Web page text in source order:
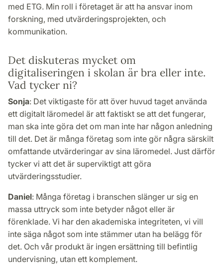
med ETG. Min roll i företaget är att ha ansvar inom
forskning, med utvärderingsprojekten, och
kommunikation.
Det diskuteras mycket om
digitaliseringen i skolan är bra eller inte.
Vad tycker ni?
Sonja: Det viktigaste för att över huvud taget använda
ett digitalt läromedel är att faktiskt se att det fungerar,
man ska inte göra det om man inte har någon anledning
till det. Det är många företag som inte gör några särskilt
omfattande utvärderingar av sina läromedel. Just därför
tycker vi att det är superviktigt att göra
utvärderingsstudier.
Daniel: Många företag i branschen slänger ur sig en
massa uttryck som inte betyder något eller är
förenklade. Vi har den akademiska integriteten, vi vill
inte säga något som inte stämmer utan ha belägg för
det. Och vår produkt är ingen ersättning till befintlig
undervisning, utan ett komplement.